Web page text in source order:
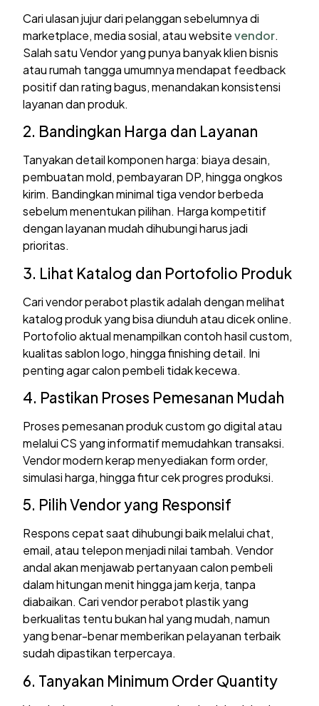
Cari ulasan jujur dari pelanggan sebelumnya di
marketplace, media sosial, atau websitevendor.
Salah satu Vendor yang punya banyak klien bisnis
atau rumah tangga umumnya mendapat feedback
positif dan rating bagus, menandakan konsistensi
layanan dan produk.
2. Bandingkan Harga dan Layanan
Tanyakan detail komponen harga: biaya desain,
pembuatan mold, pembayaran DP, hingga ongkos
kirim. Bandingkan minimal tiga vendor berbeda
sebelum menentukan pilihan. Harga kompetitif
dengan layanan mudah dihubungi harus jadi
prioritas.
3. Lihat Katalog dan Portofolio Produk
Cari vendor perabot plastik adalah dengan melihat
katalog produk yang bisa diunduh atau dicek online.
Portofolio aktual menampilkan contoh hasil custom,
kualitas sablon logo, hingga finishing detail. Ini
penting agar calon pembeli tidak kecewa.
4. Pastikan Proses Pemesanan Mudah
Proses pemesanan produk custom go digital atau
melalui CS yang informatif memudahkan transaksi.
Vendor modern kerap menyediakan form order,
simulasi harga, hingga fitur cek progres produksi.
5. Pilih Vendor yang Responsif
Respons cepat saat dihubungi baik melalui chat,
email, atau telepon menjadi nilai tambah. Vendor
andal akan menjawab pertanyaan calon pembeli
dalam hitungan menit hingga jam kerja, tanpa
diabaikan. Cari vendor perabot plastik yang
berkualitas tentu bukan hal yang mudah, namun
yang benar-benar memberikan pelayanan terbaik
sudah dipastikan terpercaya.
6. Tanyakan Minimum Order Quantity